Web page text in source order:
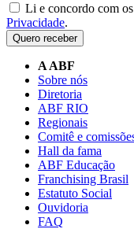
Li e concordo com os
Privacidade.
Quero receber
A ABF
Sobre nós
Diretoria
ABF RIO
Regionais
Comitê e
Hall da fama
ABF Educação
Franchising Brasil
Estatuto Social
Ouvidoria
FAQ